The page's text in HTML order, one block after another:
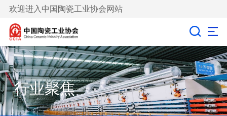
欢迎进入中国陶瓷工业协会网站
行业聚焦